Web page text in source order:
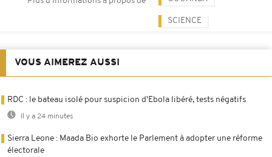
SCIENCE
VOUS AIMEREZ AUSSI
RDC : le bateau isolé pour suspicion d'Ebola libéré, tests négatifs
Il y a 24 minutes
Sierra Leone : Maada Bio exhorte le Parlement à adopter une réforme
électorale